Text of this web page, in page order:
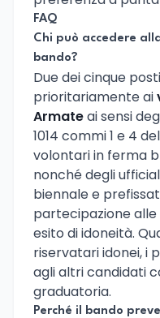
FAQ
Chi può accedere
bando?
Due dei cinque
prioritariamente ai
Armateai sensi
1014 commi 1 e 4
volontari in ferma
nonché degli
biennale e
partecipazione
esito di idoneità.
riservatari idonei, i
agli altri candidati
graduatoria.
Perché il bando